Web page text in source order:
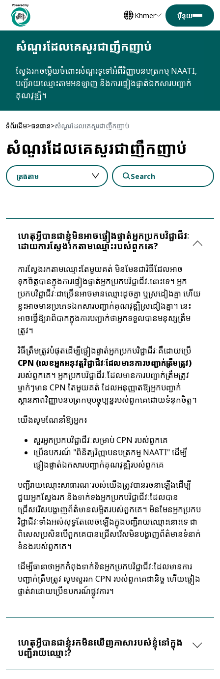
Khmer
សំណួរដែលគេសួរជាញឹកញាប់
ស្វែងរកចម្លើយចំពោះសំណួរទូទៅអំពីវិញ្ញាបនបត្រកម្ម NAATI,
បញ្ជីរាយឈ្មោះតាមអនឡាញ និងការផ្ទៀងផ្ទាត់ឯកសារបញ្ជាក់
គុណវុឌ្ឍិ។
ទំព័រដើម ធនធាន សំណួរដែលគេសួរជាញឹកញាប់
សំណួរដែលគេសួរជាញឹកញាប់
ត្រងតាម Search
ហេតុអ្វីបានជាខ្ញុំមិនអាចផ្ទៀងផ្ទាត់អ្នកប្រកបវិជ្ជាជីវៈ
ដោយការស្វែងរកតាមឈ្មោះរបស់ពួកគេ?
ការស្វែងរកតាមឈ្មោះតែមួយគត់ មិនមែនជាវិធីដែលអាច
ទុកចិត្តបានក្នុងការផ្ទៀងផ្ទាត់អ្នកប្រកបវិជ្ជាជីវៈនោះទេ។ អ្នក
ប្រកបវិជ្ជាជីវៈជាច្រើនអាចមានឈ្មោះដូចគ្នា ឬស្រដៀងគ្នា ហើយ
ខ្លះអាចមានប្រភេទឯកសារបញ្ជាក់គុណវុឌ្ឍិស្រដៀងគ្នា។ នេះ
អាចធ្វើឱ្យវាពិបាកក្នុងការបញ្ជាក់ថាអ្នកទទួលបានមនុស្សត្រឹម
ត្រូវ។
វិធីត្រឹមត្រូវបំផុតដើម្បីផ្ទៀងផ្ទាត់អ្នកប្រកបវិជ្ជាជីវៈគឺដោយប្រើ
CPN (លេខអ្នកអនុវត្តវិជ្ជាជីវៈដែលមានការបញ្ជាក់ត្រឹមត្រូវ)
របស់ពួកគេ។ អ្នកប្រកបវិជ្ជាជីវៈដែលមានការបញ្ជាក់ត្រឹមត្រូវ
ម្នាក់ៗមាន CPN តែមួយគត់ ដែលអនុញ្ញាតឱ្យអ្នកបញ្ជាក់
ស្ថានភាពវិញ្ញាបនបត្រកម្មបច្ចុប្បន្នរបស់ពួកគេដោយទំនុកចិត្ត។
យើងសូមណែនាំឱ្យអ្នក៖
សួរអ្នកប្រកបវិជ្ជាជីវៈសម្រាប់ CPN របស់ពួកគេ
ប្រើឧបករណ៍ "ពិនិត្យវិញ្ញាបនបត្រកម្ម NAATI" ដើម្បី
ផ្ទៀងផ្ទាត់ឯកសារបញ្ជាក់គុណវុឌ្ឍិរបស់ពួកគេ
បញ្ជីរាយឈ្មោះសាធារណៈរបស់យើងត្រូវបានរចនាឡើងដើម្បី
ជួយអ្នកស្វែងរក និងទាក់ទងអ្នកប្រកបវិជ្ជាជីវៈដែលបាន
ជ្រើសរើសបង្ហាញព័ត៌មានលម្អិតរបស់ពួកគេ។ មិនមែនអ្នកប្រកប
វិជ្ជាជីវៈទាំងអស់សុទ្ធតែលេចឡើងក្នុងបញ្ជីរាយឈ្មោះនោះទេ ជា
ពិសេសប្រសិនបើពួកគេបានជ្រើសរើសមិនបង្ហាញព័ត៌មានទំនាក់
ទំនងរបស់ពួកគេ។
ដើម្បីធានាថាអ្នកកំពុងទាក់ទិនអ្នកប្រកបវិជ្ជាជីវៈដែលមានការ
បញ្ជាក់ត្រឹមត្រូវ សូមសួររក CPN របស់ពួកគេជានិច្ច ហើយផ្ទៀង
ផ្ទាត់វាដោយប្រើឧបករណ៍ផ្លូវការ។
ហេតុអ្វីបានជាខ្ញុំរកមិនឃើញភាសារបស់ខ្ញុំនៅក្នុង
បញ្ជីរាយឈ្មោះ?